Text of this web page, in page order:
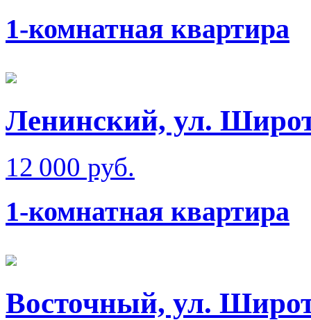
1-комнатная квартира
Ленинский, ул.
12 000 руб.
1-комнатная квартира
Восточный, ул.